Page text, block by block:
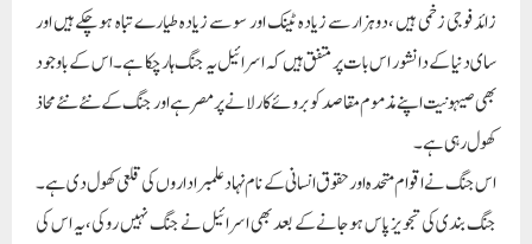
زائد فوجی زخمی ہیں ،دوہزار سے زیادہ ٹینک اور سو سے زیادہ طیارے تباہ ہوچکے ہیں اور
سای دنیا کے دانشور اس بات پر متفق ہیں کہ اسرائیل یہ جنگ ہار چکا ہے ۔اس کے باوجود
بھی صیہونیت اپنے مذموم مقاصد کو بروئے کار لانے پر مصر ہے اور جنگ کے نئے نئے محاذ
کھول رہی ہے ۔
اس جنگ نے اقوام متحدہ اور حقوق انسانی کے نام نہاد علمبراداروں کی قلعی کھول دی ہے ۔
جنگ بندی کی تجویز پاس ہوجانے کے بعد بھی اسرائیل نے جنگ نہیں روکی ،یہ اس کی